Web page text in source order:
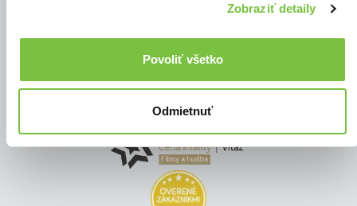
Zobraziť detaily
Povoliť všetko
Odmietnuť